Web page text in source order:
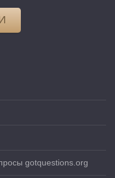
gotquestions.org